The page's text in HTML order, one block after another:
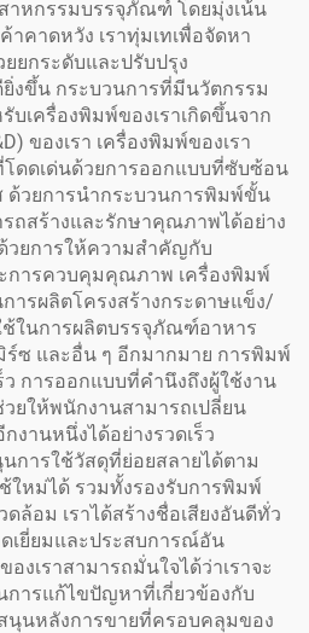
าหกรรมบรรจุภัณฑ์ โดยมุ่งเน้น
คาดหวัง เราทุ่มเทเพื่อจัดหา
ยกระดับและปรับปรุง
งขึ้น กระบวนการที่มีนวัตกรรม
บเครื่องพิมพ์ของเราเกิดขึ้นจาก
ของเรา เครื่องพิมพ์ของเรา
ดดเด่นด้วยการออกแบบที่ซับซ้อน
ด้วยการนำกระบวนการพิมพ์ขั้น
รถสร้างและรักษาคุณภาพได้อย่าง
ยการให้ความสำคัญกับ
การควบคุมคุณภาพ เครื่องพิมพ์
ารผลิตโครงสร้างกระดาษแข็ง/
ช้ในการผลิตบรรจุภัณฑ์อาหาร
ซ และอื่น ๆ อีกมากมาย การพิมพ์
ว การออกแบบที่คำนึงถึงผู้ใช้งาน
ยให้พนักงานสามารถเปลี่ยน
งานหนึ่งได้อย่างรวดเร็ว
การใช้วัสดุที่ย่อยสลายได้ตาม
ใหม่ได้ รวมทั้งรองรับการพิมพ์
ล้อม เราได้สร้างชื่อเสียงอันดีทั่ว
เยี่ยมและประสบการณ์อัน
งเราสามารถมั่นใจได้ว่าเราจะ
ารแก้ไขปัญหาที่เกี่ยวข้องกับ
นุนหลังการขายที่ครอบคลุมของ